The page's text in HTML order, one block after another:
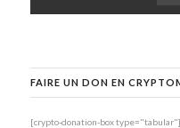
FAIRE UN DON EN
[crypto-donation-box type="tabular"]